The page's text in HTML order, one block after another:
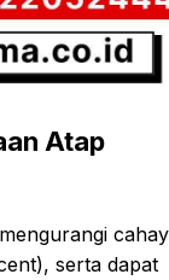
Atap
serta dapat